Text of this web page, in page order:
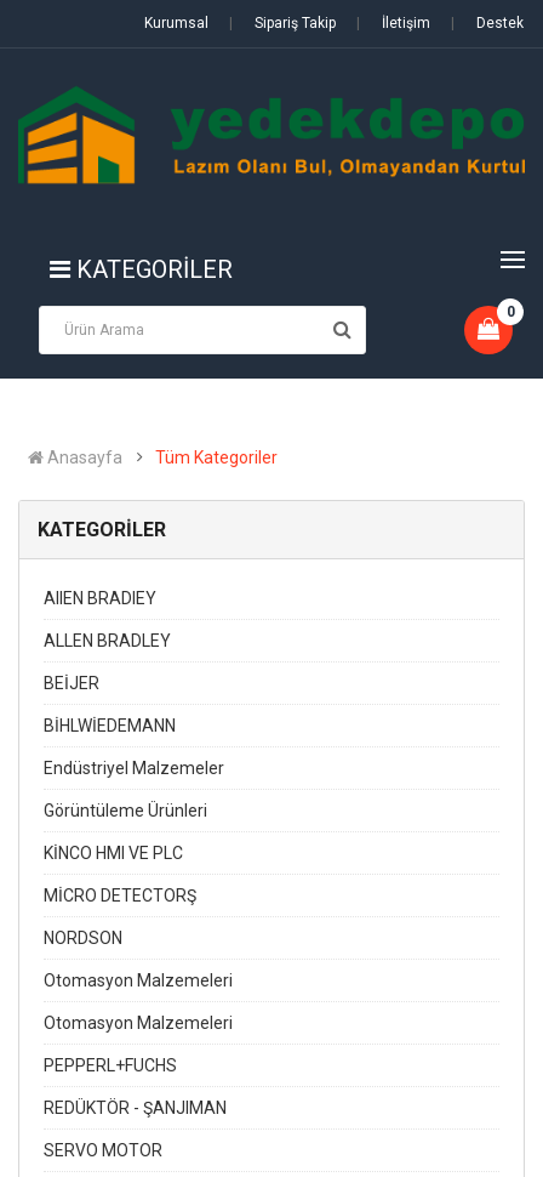
Kurumsal Sipariş Takip İletişim Destek
KATEGORİLER
0
Anasayfa Tüm Kategoriler
KATEGORİLER
AIIEN BRADIEY
ALLEN BRADLEY
BEİJER
BİHLWİEDEMANN
Endüstriyel Malzemeler
Görüntüleme Ürünleri
KİNCO HMI VE PLC
MİCRO DETECTORŞ
NORDSON
Otomasyon Malzemeleri
Otomasyon Malzemeleri
PEPPERL+FUCHS
REDÜKTÖR - ŞANJIMAN
SERVO MOTOR